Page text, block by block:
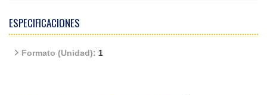
ESPECIFICACIONES
Formato (Unidad): 1